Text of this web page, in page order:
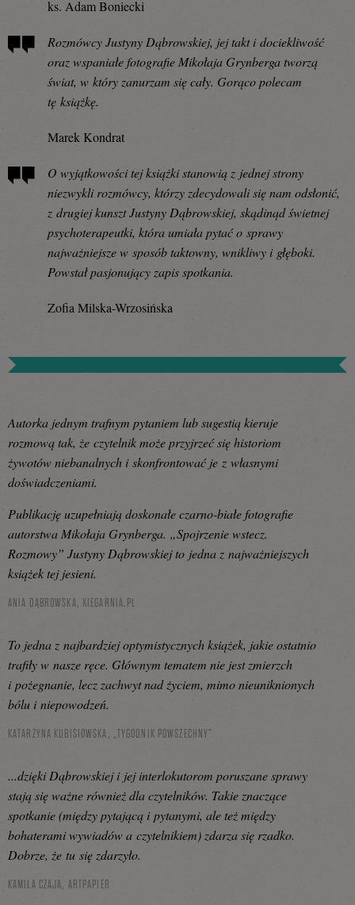
ks. Adam Boniecki
Rozmówcy Justyny Dąbrowskiej, jej takt i dociekliwość
oraz wspaniałe fotografie Mikołaja Grynberga tworzą
świat, w który zanurzam się cały. Gorąco polecam
tę książkę.
Marek Kondrat
O wyjątkowości tej książki stanowią z jednej strony
niezwykli rozmówcy, którzy zdecydowali się nam odsłonić,
z drugiej kunszt Justyny Dąbrowskiej, skądinąd świetnej
psychoterapeutki, która umiała pytać o sprawy
najważniejsze w sposób taktowny, wnikliwy i głęboki.
Powstał pasjonujący zapis spotkania.
Zofia Milska-Wrzosińska
Autorka jednym trafnym pytaniem lub sugestią kieruje
rozmową tak, że czytelnik może przyjrzeć się historiom
żywotów niebanalnych i skonfrontować je z własnymi
doświadczeniami.
Publikację uzupełniają doskonałe czarno-białe fotografie
autorstwa Mikołaja Grynberga. „Spojrzenie wstecz.
Rozmowy” Justyny Dąbrowskiej to jedna z najważniejszych
książek tej jesieni.
ANIA DĄBROWSKA, XIEGARNIA.PL
To jedna z najbardziej optymistycznych książek, jakie ostatnio
trafiły w nasze ręce. Głównym tematem nie jest zmierzch
i pożegnanie, lecz zachwyt nad życiem, mimo nieuniknionych
bólu i niepowodzeń.
KATARZYNA KUBISIOWSKA, „TYGODNIK POWSZECHNY”
...dzięki Dąbrowskiej i jej interlokutorom poruszane sprawy
stają się ważne również dla czytelników. Takie znaczące
spotkanie (między pytającą i pytanymi, ale też między
bohaterami wywiadów a czytelnikiem) zdarza się rzadko.
Dobrze, że tu się zdarzyło.
KAMILA CZAJA, ARTPAPIER